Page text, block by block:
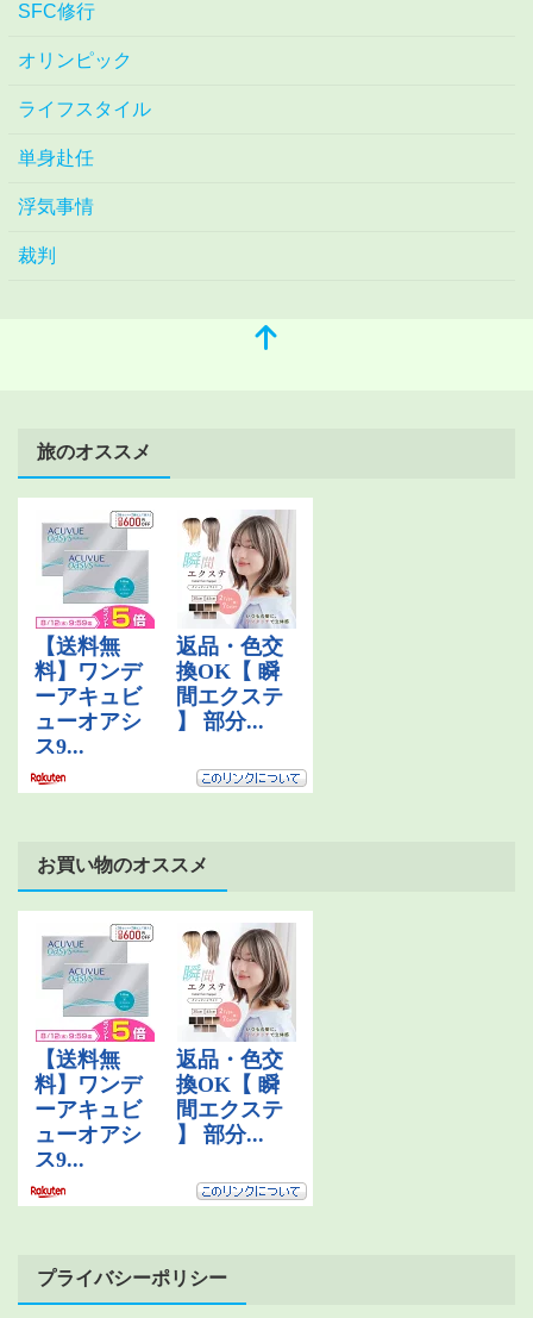
SFC修行
オリンピック
ライフスタイル
単身赴任
浮気事情
裁判
旅のオススメ
お買い物のオススメ
プライバシーポリシー